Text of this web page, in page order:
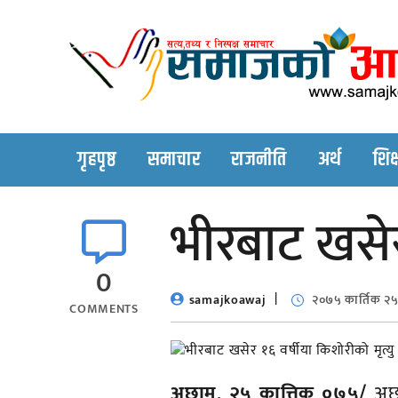
गृहपृष्ठ समाचार राजनीति अर्थ
0
COMMENTS
भीरबाट
samajkoawaj २०७५ कार्तिक